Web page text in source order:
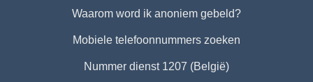
Waarom word ik anoniem gebeld?
Mobiele telefoonnummers zoeken
Nummer dienst 1207 (België)